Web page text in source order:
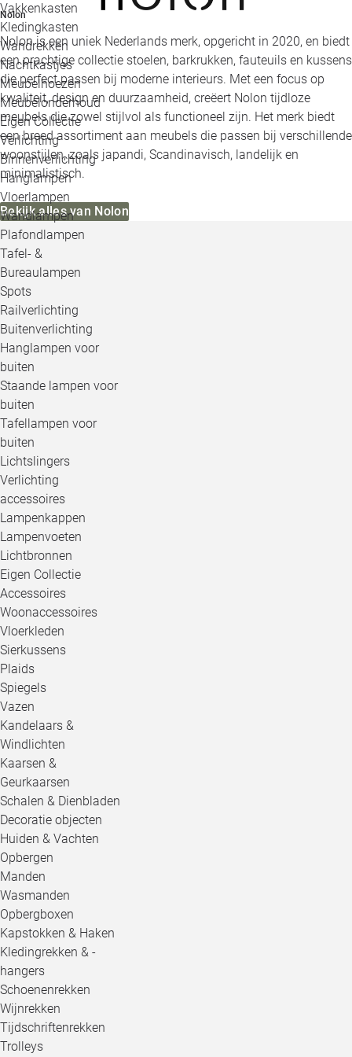
Vakkenkasten
Kledingkasten
Wandrekken
Nachtkastjes
Meubelhoezen
Meubelonderhoud
Eigen Collectie
Verlichting
Binnenverlichting
Hanglampen
Vloerlampen
Wandlampen
Plafondlampen
Tafel- &
Bureaulampen
Spots
Railverlichting
Buitenverlichting
Hanglampen voor
buiten
Staande lampen voor
buiten
Tafellampen voor
buiten
Lichtslingers
Verlichting
accessoires
Lampenkappen
Lampenvoeten
Lichtbronnen
Eigen Collectie
Accessoires
Woonaccessoires
Vloerkleden
Sierkussens
Plaids
Spiegels
Vazen
Kandelaars &
Windlichten
Kaarsen &
Geurkaarsen
Schalen & Dienbladen
Decoratie objecten
Huiden & Vachten
Opbergen
Manden
Wasmanden
Opbergboxen
Kapstokken & Haken
Kledingrekken & -
hangers
Schoenenrekken
Wijnrekken
Tijdschriftenrekken
Trolleys
Nolon
Nolon is een uniek Nederlands merk, opgericht in 2020, en biedt
een prachtige collectie stoelen, barkrukken, fauteuils en kussens
die perfect passen bij moderne interieurs. Met een focus op
kwaliteit, design en duurzaamheid, creëert Nolon tijdloze
meubels die zowel stijlvol als functioneel zijn. Het merk biedt
een breed assortiment aan meubels die passen bij verschillende
woonstijlen, zoals japandi, Scandinavisch, landelijk en
minimalistisch.
Bekijk alles van Nolon